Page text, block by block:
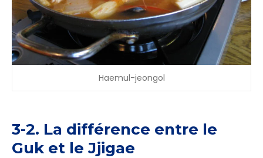
Haemul-jeongol
3-2. La différence entre le
Guk et le Jjigae